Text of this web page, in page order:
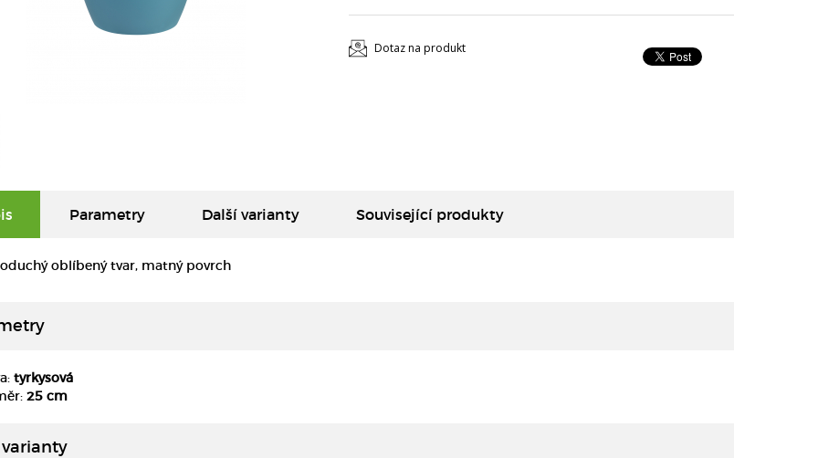
Dotaz na produkt
Parametry Další varianty Související produkty
oblíbený tvar, matný povrch
tyrkysová
25 cm
DETAIL